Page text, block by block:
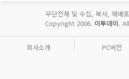
무단전재 및 수집, 복사, 재배
Copyright 2006. 이투데이.
회사소개 PC버전